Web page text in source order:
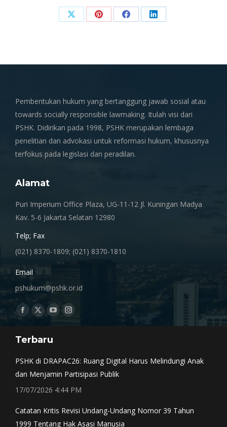
Share Share Share Share
Pembentukan hukum yang bertanggung jawab sosial atau
towards socially responsible lawmaking. Itulah visi dari
PSHK. Didirikan pada 1998, PSHK merupakan lembaga
penelitian dan advokasi untuk reformasi hukum, khususnya
terfokus pada legislasi dan peradilan.
Alamat
Puri Imperium Office Plaza, UG-11-12 Jl. Kuningan Madya
Kav. 5-6 Jakarta Selatan 12980
Telp; Fax
(021) 8370-1809; (021) 8370-1810
Email
pshukum@pshk.or.id
Find us on:
Facebook
opens
window
X
opens
window
YouTube
opens
Instagram
window
Terbaru
PSHK di DRAPAC26: Ruang Digital Harus Melindungi Anak
dan Menjamin Partisipasi Publik
17/07/2026 4:44 PM
Catatan Kritis Revisi Undang-Undang Nomor 39 Tahun
1999 Tentang Hak Asasi Manusia